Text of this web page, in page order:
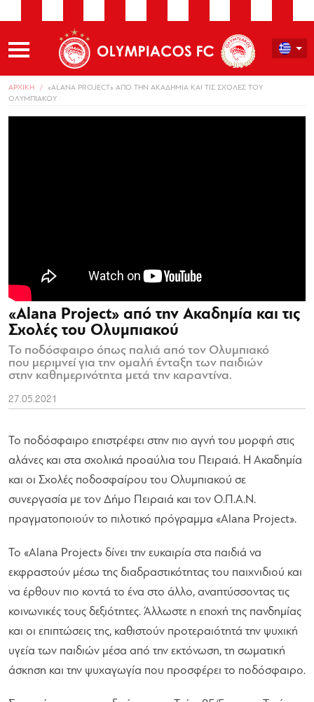
ΑΡΧΙΚΗ
«ALANA PROJECT» ΑΠΟ ΤΗΝ ΑΚΑΔΗΜΙΑ ΚΑΙ ΤΙΣ ΣΧΟΛΕΣ ΤΟΥ
ΟΛΥΜΠΙΑΚΟΥ
«Alana Project» από την Ακαδημία και τις
Σχολές του Ολυμπιακού
Το ποδόσφαιρο όπως παλιά από τον Ολυμπιακό
που μεριμνεί για την ομαλή ένταξη των παιδιών
στην καθημερινότητα μετά την καραντίνα.
27.05.2021
Το ποδόσφαιρο επιστρέφει στην πιο αγνή του μορφή στις
αλάνες και στα σχολικά προαύλια του Πειραιά. Η Ακαδημία
και οι Σχολές ποδοσφαίρου του Ολυμπιακού σε
συνεργασία με τον Δήμο Πειραιά και τον Ο.Π.Α.Ν.
πραγματοποιούν το πιλοτικό πρόγραμμα «Alana Project».
Το «Alana Project» δίνει την ευκαιρία στα παιδιά να
εκφραστούν μέσω της διαδραστικότητας του παιχνιδιού και
να έρθουν πιο κοντά το ένα στο άλλο, αναπτύσσοντας τις
κοινωνικές τους δεξιότητες. Άλλωστε η εποχή της πανδημίας
και οι επιπτώσεις της, καθιστούν προτεραιότητά την ψυχική
υγεία των παιδιών μέσα από την εκτόνωση, τη σωματική
άσκηση και την ψυχαγωγία που προσφέρει το ποδόσφαιρο.